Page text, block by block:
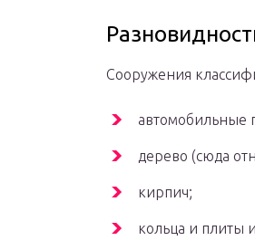
Сооружения
автомобильные
дерево (сюда
кирпич;
кольца и плиты